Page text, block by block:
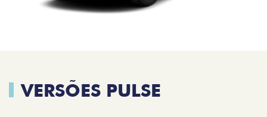
VERSÕES PULSE